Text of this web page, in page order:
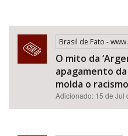
Brasil de Fato -
O mito da
apagamento
molda o
Adicionado: 15 de Jul